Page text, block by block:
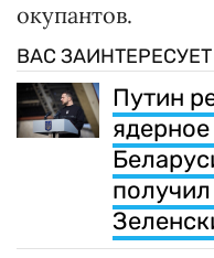
окупантов.
ВАС ЗАИНТЕРЕСУЕТ
Путин